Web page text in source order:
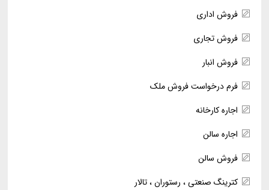
فروش اداری
فروش تجاری
فروش انبار
فرم درخواست فروش ملک
اجاره کارخانه
اجاره سالن
فروش سالن
کترینگ صنعتی ، رستوران ، تالار